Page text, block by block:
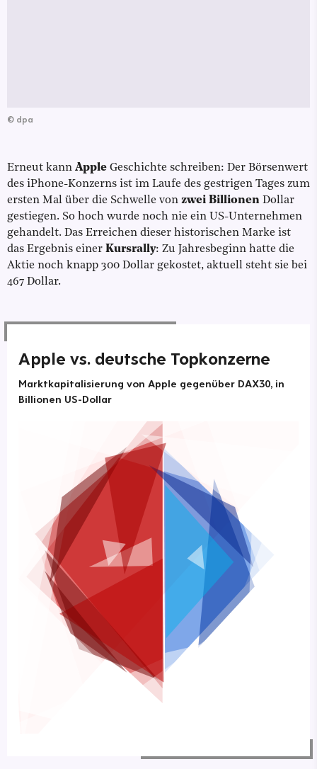
© dpa
Erneut kann Apple Geschichte schreiben: Der Börsenwert
des iPhone-Konzerns ist im Laufe des gestrigen Tages zum
ersten Mal über die Schwelle von zwei Billionen Dollar
gestiegen. So hoch wurde noch nie ein US-Unternehmen
gehandelt. Das Erreichen dieser historischen Marke ist
das Ergebnis einer Kursrally: Zu Jahresbeginn hatte die
Aktie noch knapp 300 Dollar gekostet, aktuell steht sie bei
467 Dollar.
Apple vs. deutsche Topkonzerne
Marktkapitalisierung von Apple gegenüber DAX30, in
Billionen US-Dollar